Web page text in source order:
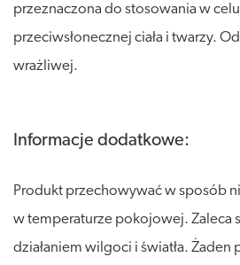
przeznaczona do stosowania w
przeciwsłonecznej ciała i twarzy.
wrażliwej.
Informacje dodatkowe:
Produkt przechowywać w sposób
w temperaturze pokojowej. Zaleca
działaniem wilgoci i światła. Żaden